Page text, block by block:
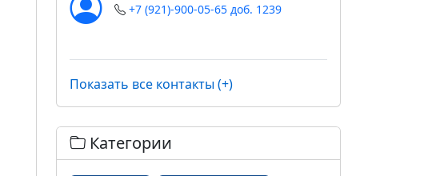
+7 (921)-900-05-65 доб. 1239
Показать все контакты (+)
Категории